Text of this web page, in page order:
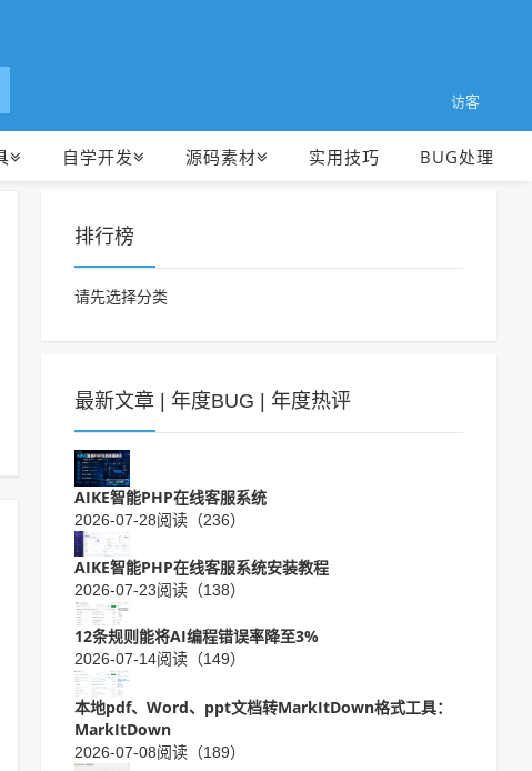
访客
自学开发 源码素材 实用技巧 BUG处理
排行榜
请先选择分类
最新文章 年度BUG 年度热评
AIKE智能PHP在线客服系统
2026-07-28阅读（236）
AIKE智能PHP在线客服系统安装教程
2026-07-23阅读（138）
12条规则能将AI编程错误率降至3%
2026-07-14阅读（149）
本地pdf、Word、ppt文档转MarkItDown格式工具：
MarkItDown
2026-07-08阅读（189）